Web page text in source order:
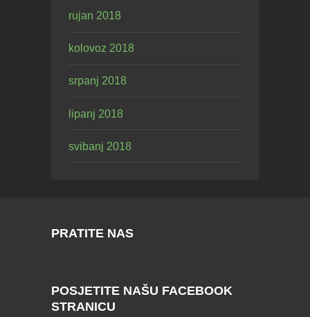
rujan 2018
kolovoz 2018
srpanj 2018
lipanj 2018
svibanj 2018
PRATITE NAS
POSJETITE NAŠU FACEBOOK
STRANICU